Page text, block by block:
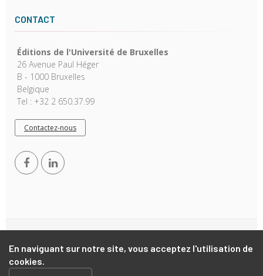
En naviguant sur notre site, vous acceptez l'utilisation de
cookies.
CONTACT
Éditions de l'Université de Bruxelles
26 Avenue Paul Héger
B - 1000 Bruxelles
Belgique
Tel : +32 2 650.37.99
Contactez-nous
Reserved